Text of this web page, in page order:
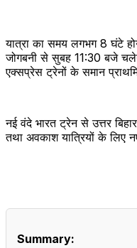
यात्रा का समय लगभग 8 घंटे
जोगबनी से सुबह 11:30 बजे
एक्सप्रेस ट्रेनों के समान
नई वंदे भारत ट्रेन से उत्तर
तथा अवकाश यात्रियों के लिए
Summary: